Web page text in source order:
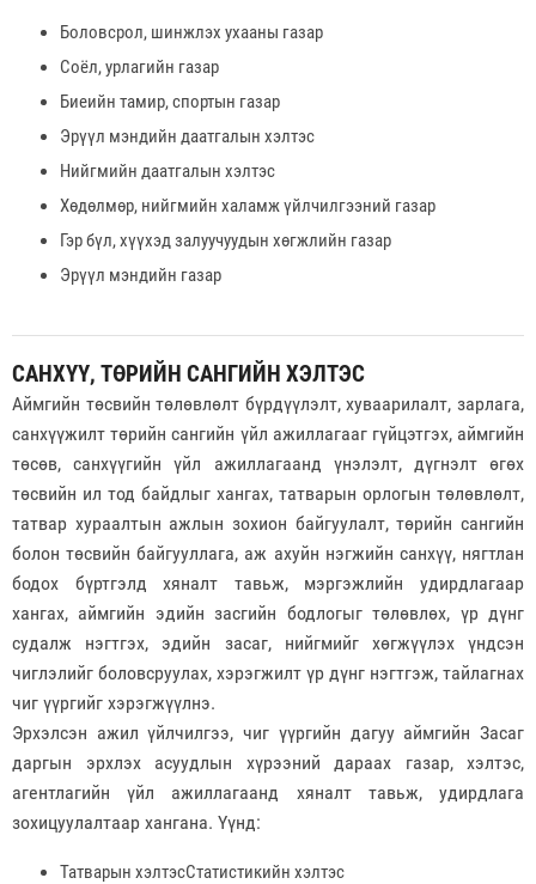
Боловсрол, шинжлэх ухааны газар
Соёл, урлагийн газар
Биеийн тамир, спортын газар
Эрүүл мэндийн даатгалын хэлтэс
Нийгмийн даатгалын хэлтэс
Хөдөлмөр, нийгмийн халамж үйлчилгээний газар
Гэр бүл, хүүхэд залуучуудын хөгжлийн газар
Эрүүл мэндийн газар
САНХҮҮ, ТӨРИЙН САНГИЙН ХЭЛТЭС
Аймгийн төсвийн төлөвлөлт бүрдүүлэлт, хуваарилалт, зарлага,
санхүүжилт төрийн сангийн үйл ажиллагааг гүйцэтгэх, аймгийн
төсөв, санхүүгийн үйл ажиллагаанд үнэлэлт, дүгнэлт өгөх
төсвийн ил тод байдлыг хангах, татварын орлогын төлөвлөлт,
татвар хураалтын ажлын зохион байгуулалт, төрийн сангийн
болон төсвийн байгууллага, аж ахуйн нэгжийн санхүү, нягтлан
бодох бүртгэлд хяналт тавьж, мэргэжлийн удирдлагаар
хангах, аймгийн эдийн засгийн бодлогыг төлөвлөх, үр дүнг
судалж нэгтгэх, эдийн засаг, нийгмийг хөгжүүлэх үндсэн
чиглэлийг боловсруулах, хэрэгжилт үр дүнг нэгтгэж, тайлагнах
чиг үүргийг хэрэгжүүлнэ.
Эрхэлсэн ажил үйлчилгээ, чиг үүргийн дагуу аймгийн Засаг
даргын эрхлэх асуудлын хүрээний дараах газар, хэлтэс,
агентлагийн үйл ажиллагаанд хяналт тавьж, удирдлага
зохицуулалтаар хангана. Үүнд:
Татварын хэлтэсСтатистикийн хэлтэс